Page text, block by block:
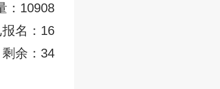
：10908
名：16
剩余：34